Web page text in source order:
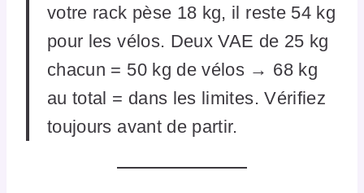
votre rack pèse 18 kg, il reste 54 kg
pour les vélos. Deux VAE de 25 kg
chacun = 50 kg de vélos → 68 kg
au total = dans les limites. Vérifiez
toujours avant de partir.